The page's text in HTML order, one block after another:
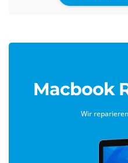
Macbook
Wir